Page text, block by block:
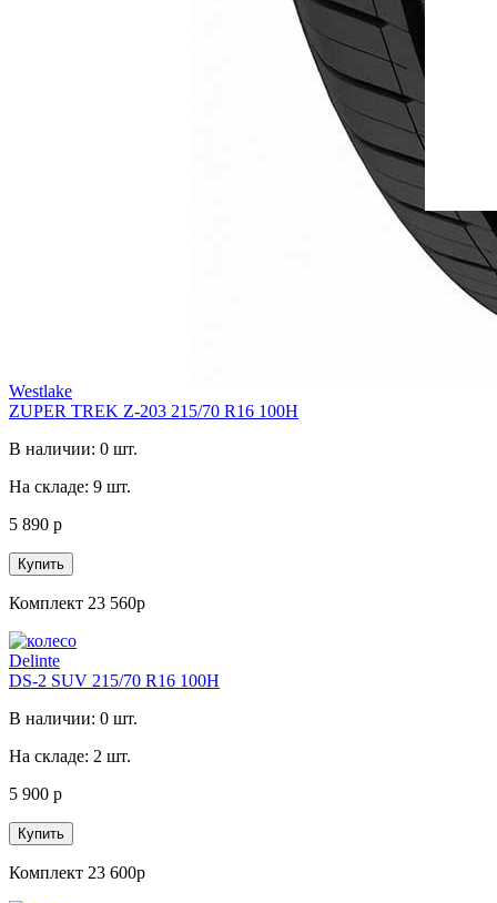
Westlake
ZUPER TREK Z-203 215/70 R16 100H
В наличии: 0 шт.
На складе: 9 шт.
5 890 р
Купить
Комплект 23 560р
Delinte
DS-2 SUV 215/70 R16 100H
В наличии: 0 шт.
На складе: 2 шт.
5 900 р
Купить
Комплект 23 600р